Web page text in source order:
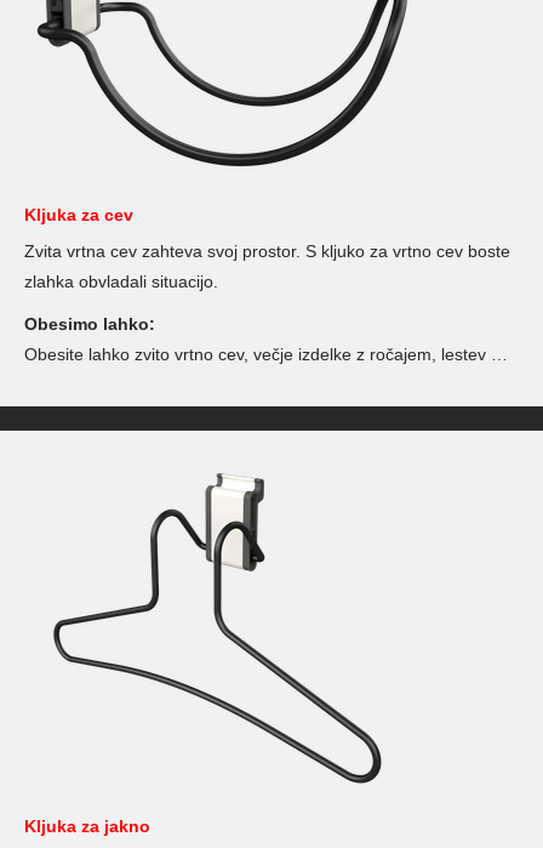
Kljuka za cev
Zvita vrtna cev zahteva svoj prostor. S kljuko za vrtno cev boste
zlahka obvladali situacijo.
Obesimo lahko:
Obesite lahko zvito vrtno cev, večje izdelke z ročajem, lestev …
Kljuka za jakno